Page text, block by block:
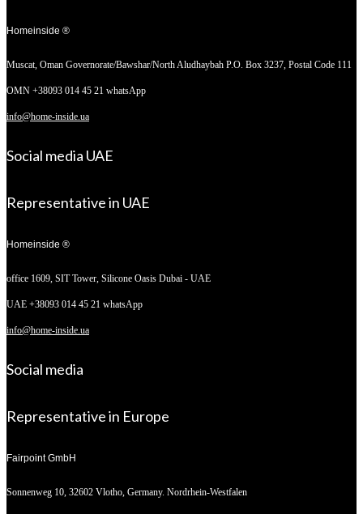
Homeinside ®
Muscat, Oman Governorate/Bawshar/North Aludhaybah P.O. Box 3237, Postal Code 111
OMN +38093 014 45 21 whatsApp
info@home-inside.ua
Social media UAE
Representative in UAE
Homeinside ®
office 1609, SIT Tower, Silicone Oasis Dubai - UAE
UAE +38093 014 45 21 whatsApp
info@home-inside.ua
Social media
Representative in Europe
Fairpoint GmbH
Sonnenweg 10, 32602 Vlotho, Germany. Nordrhein-Westfalen